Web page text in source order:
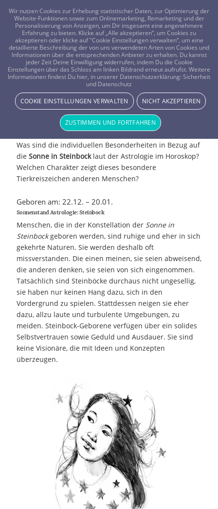
FRAGEN? KOSTENLOS ANRUFEN: 0800-8478266
Sonne in Steinbock
Was sind die individuellen Besonderheiten in Bezug auf
die Sonne in Steinbocklaut der Astrologie im Horoskop?
Welchen Charakter zeigt dieses besondere
Tierkreiszeichen anderen Menschen?
Geboren am: 22.12. – 20.01.
Sonnenstand Astrologie: Steinbock
Menschen, die in der Konstellation der Sonne in
Steinbockgeboren werden, sind ruhige und eher in sich
gekehrte Naturen. Sie werden deshalb oft
missverstanden. Die einen meinen, sie seien abweisend,
die anderen denken, sie seien von sich eingenommen.
Tatsächlich sind Steinböcke durchaus nicht ungesellig,
sie haben nur keinen Hang dazu, sich in den
Vordergrund zu spielen. Stattdessen neigen sie eher
dazu, allzu laute und turbulente Umgebungen, zu
meiden. Steinbock-Geborene verfügen über ein solides
Selbstvertrauen sowie Geduld und Ausdauer. Sie sind
keine Visionäre, die mit Ideen und Konzepten
überzeugen.
Wir nutzen Cookies zur Erhebung statistischer Daten, zur Optimierung der
Website-Funktionen sowie zum Onlinemarketing, Remarketing und der
Personalisierung von Anzeigen, um Dir insgesamt eine angenehmere
Erfahrung zu bieten. Klicke auf „Alle akzeptieren“, um Cookies zu
akzeptieren oder klicke auf "Cookie Einstellungen verwalten“, um eine
detaillierte Beschreibung der von uns verwendeten Arten von Cookies und
Informationen über die entsprechenden Anbieter zu erhalten. Du kannst
jeder Zeit Deine Einwilligung widerrufen, indem Du die Cookie
Einstellungen über das Schloss am linken Bildrand erneut aufrufst. Weitere
Informationen findest Du hier, in unserer Datenschutzerklärung: Sicherheit
und Datenschutz
COOKIE EINSTELLUNGEN VERWALTEN NICHT AKZEPTIEREN
ZUSTIMMEN UND FORTFAHREN